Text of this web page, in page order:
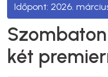
2026. március
két